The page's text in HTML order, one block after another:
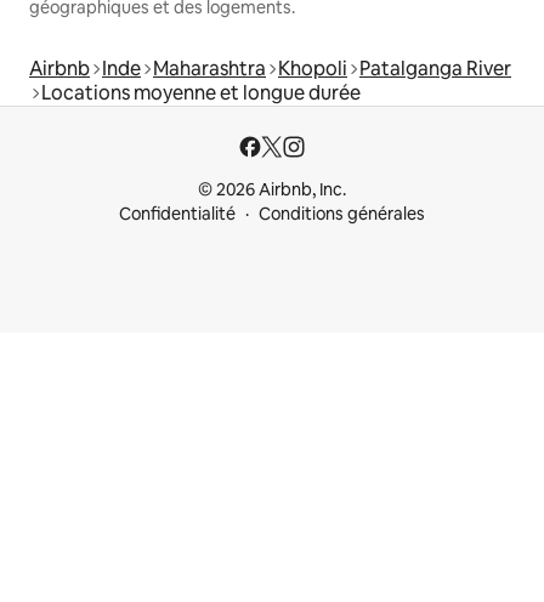
géographiques et des logements.
Airbnb Inde Maharashtra Khopoli Patalganga River
Locations moyenne et longue durée
© 2026 Airbnb, Inc.
Confidentialité
Conditions générales